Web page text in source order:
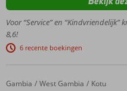
helderblauw
zand
Gezellige
boulevard
Voor “Service” en “Kindvriendelijk”
8,6!
6 recente boekingen
Home
Gambia West Gambia Kotu
Kombo Beach